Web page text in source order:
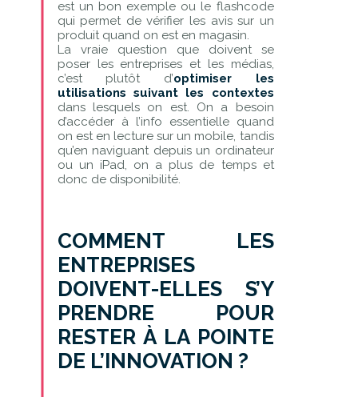
est un bon exemple ou le flashcode
qui permet de vérifier les avis sur un
produit quand on est en magasin.
La vraie question que doivent se
poser les entreprises et les médias,
c’est plutôt d’optimiser les
utilisations suivant les contextes
dans lesquels on est. On a besoin
d’accéder à l’info essentielle quand
on est en lecture sur un mobile, tandis
qu’en naviguant depuis un ordinateur
ou un iPad, on a plus de temps et
donc de disponibilité.
COMMENT LES
ENTREPRISES
DOIVENT-ELLES S’Y
PRENDRE POUR
RESTER À LA POINTE
DE L’INNOVATION ?